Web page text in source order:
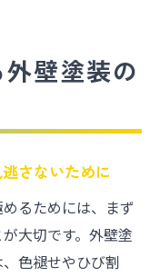
壁塗装の
さないために
るためには、まず
大切です。外壁塗
色褪せやひび割